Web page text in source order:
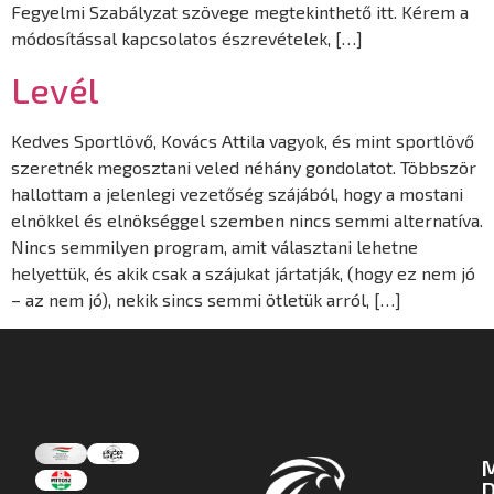
Fegyelmi Szabályzat szövege megtekinthető itt. Kérem a
módosítással kapcsolatos észrevételek, […]
Levél
Kedves Sportlövő, Kovács Attila vagyok, és mint sportlövő
szeretnék megosztani veled néhány gondolatot. Többször
hallottam a jelenlegi vezetőség szájából, hogy a mostani
elnökkel és elnökséggel szemben nincs semmi alternatíva.
Nincs semmilyen program, amit választani lehetne
helyettük, és akik csak a szájukat jártatják, (hogy ez nem jó
– az nem jó), nekik sincs semmi ötletük arról, […]